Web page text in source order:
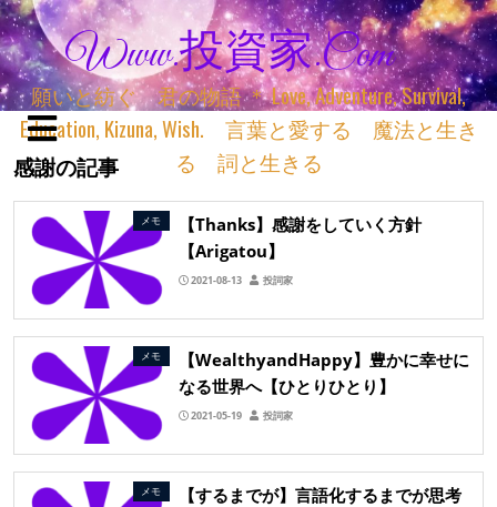
Www.投資家.com
願いと紡ぐ 君の物語 ＊ Love, Adventure, Survival,
Education, Kizuna, Wish. 言葉と愛する 魔法と生き
る 詞と生きる
感謝の記事
メモ
【Thanks】感謝をしていく方針
【Arigatou】
2021-08-13 投詞家
メモ
【WealthyandHappy】豊かに幸せに
なる世界へ【ひとりひとり】
2021-05-19 投詞家
メモ
【するまでが】言語化するまでが思考